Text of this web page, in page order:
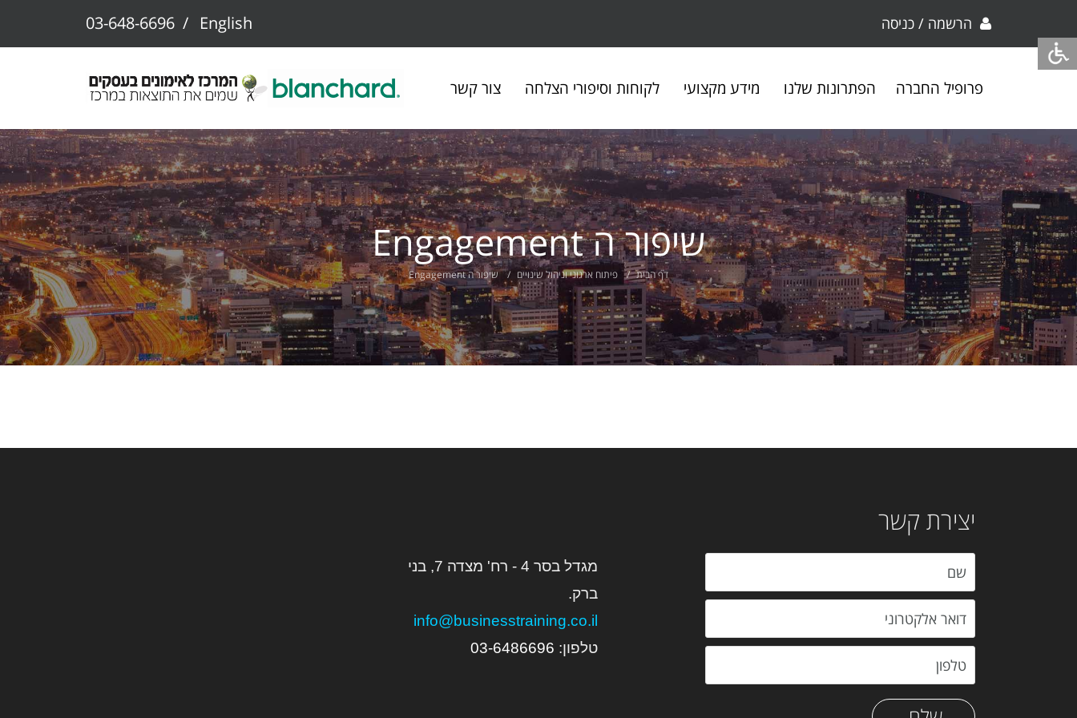
הרשמה / כניסה 03-648-6696 / English
פרופיל החברה הפתרונות שלנו מידע מקצועי לקוחות וסיפורי הצלחה צור קשר
שיפור ה Engagement
דף הבית פיתוח ארגוני וניהול שינויים שיפור ה Engagement
יצירת קשר
מגדל בסר 4 - רח' מצדה 7, בני
ברק.
info@businesstraining.co.il
טלפון:
03-6486696